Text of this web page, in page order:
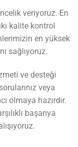
veriyoruz. En
kalite kontrol
en yüksek
sağlıyoruz.
ve desteği
veya
olmaya hazırdır.
başarıya